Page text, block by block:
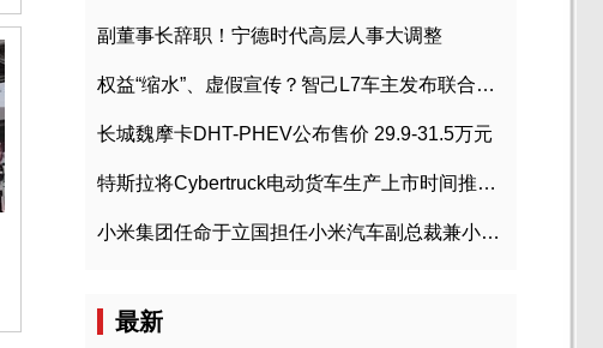
副董事长辞职！宁德时代高层人事大调整
权益“缩水”、虚假宣传？智己L7车主发布联合维权声明
长城魏摩卡DHT-PHEV公布售价 29.9-31.5万元
特斯拉将Cybertruck电动货车生产上市时间推迟到2023年初
小米集团任命于立国担任小米汽车副总裁兼小米汽车北京总部政委
最新